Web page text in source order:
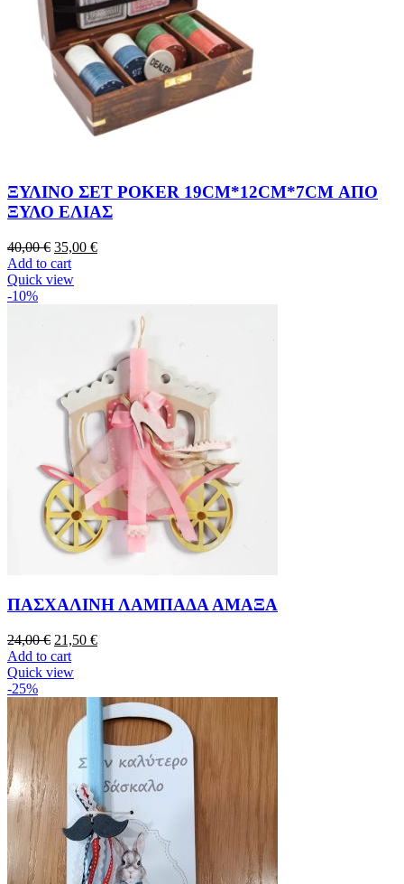
ΞΥΛΙΝΟ ΣΕΤ POKER 19CM*12CM*7CM ΑΠΟ
ΞΥΛΟ ΕΛΙΑΣ
40,00€ 35,00 €
Add to cart
Quick view
-10%
ΠΑΣΧΑΛΙΝΗ ΛΑΜΠΑΔΑ ΑΜΑΞΑ
24,00€ 21,50 €
Add to cart
Quick view
-25%